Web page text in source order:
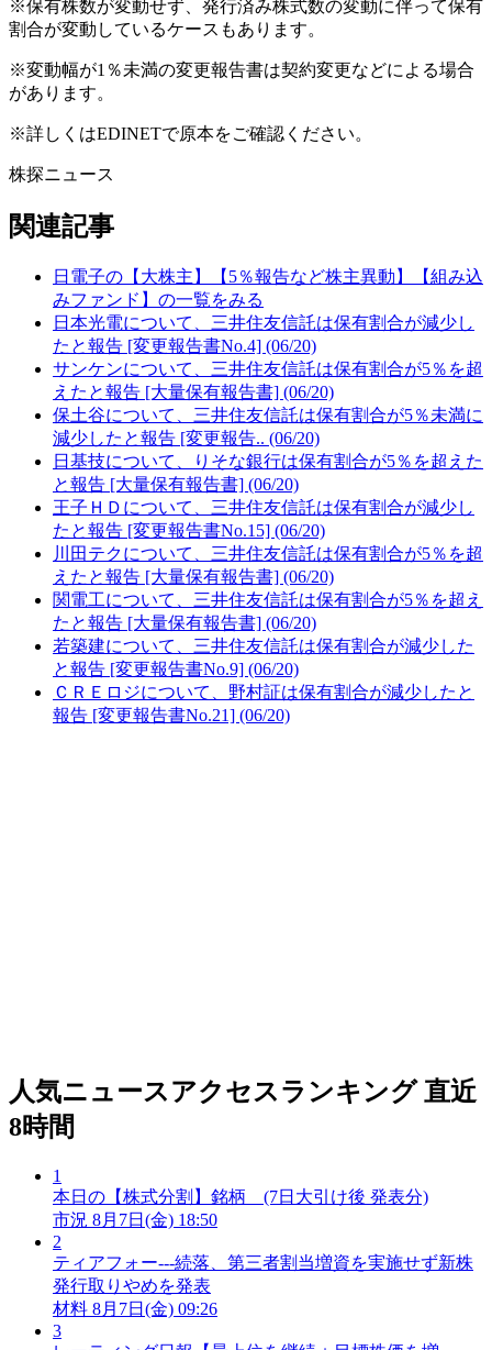
※保有株数が変動せず、発行済み株式数の変動に伴って保有
割合が変動しているケースもあります。
※変動幅が1％未満の変更報告書は契約変更などによる場合
があります。
※詳しくはEDINETで原本をご確認ください。
株探ニュース
関連記事
日電子の【大株主】【5％報告など株主異動】【組み込
みファンド】の一覧をみる
日本光電について、三井住友信託は保有割合が減少し
たと報告 [変更報告書No.4] (06/20)
サンケンについて、三井住友信託は保有割合が5％を超
えたと報告 [大量保有報告書] (06/20)
保土谷について、三井住友信託は保有割合が5％未満に
減少したと報告 [変更報告.. (06/20)
日基技について、りそな銀行は保有割合が5％を超えた
と報告 [大量保有報告書] (06/20)
王子ＨＤについて、三井住友信託は保有割合が減少し
たと報告 [変更報告書No.15] (06/20)
川田テクについて、三井住友信託は保有割合が5％を超
えたと報告 [大量保有報告書] (06/20)
関電工について、三井住友信託は保有割合が5％を超え
たと報告 [大量保有報告書] (06/20)
若築建について、三井住友信託は保有割合が減少した
と報告 [変更報告書No.9] (06/20)
ＣＲＥロジについて、野村証は保有割合が減少したと
報告 [変更報告書No.21] (06/20)
人気ニュースアクセスランキング 直近
8時間
1
本日の【株式分割】銘柄 (7日大引け後 発表分)
市況 8月7日(金) 18:50
2
ティアフォー---続落、第三者割当増資を実施せず新株
発行取りやめを発表
材料 8月7日(金) 09:26
3